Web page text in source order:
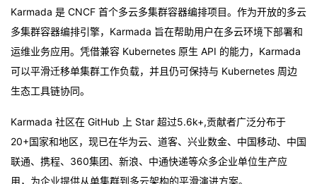
的
课
程
我
的
认
证
我
的
实
我
的
技
术
持
的
云
建
Karmada 是 CNCF 首个多云多集群容器编排项目。作为开放的多云
多集群容器编排引擎，Karmada 旨在帮助用户在多云环境下部署和
运维业务应用。凭借兼容 Kubernetes 原生 API 的能力， Karmada
可以平滑迁移单集群工作负载，并且仍可保持与 Kubernetes 周边
生态工具链协同。
Karmada 社区在 GitHub 上 Star 超过5.6k+,贡献者广泛分布于
20+国家和地区，现已在华为云、 道客、兴业数金、中国移动、中国
联通、携程、360集团、新浪、中通快递等众多企业单位生产应
用，为企业提供从单集群到多云架构的平滑演进方案。